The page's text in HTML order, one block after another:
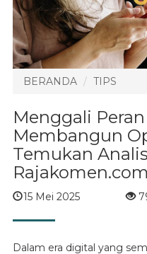
BERANDA TIPS
Menggali
Membangun
Temukan
Rajakomen.com
15 Mei 2025
Dalam era digital yang